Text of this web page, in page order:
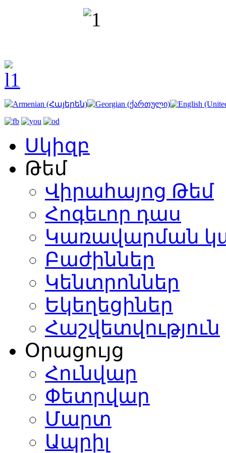
Սկիզբ
Թեմ
Վիրահայոց Թեմ
Հոգեւոր դաս
Կառավարման
Բաժիններ
Կենտրոններ
Եկեղեցիներ
Հաշվետվություն
Օրացույց
Հունվար
Փետրվար
Մարտ
Ապրիլ